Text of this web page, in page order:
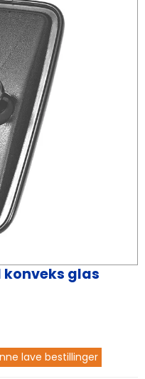
konveks glas
lave bestillinger